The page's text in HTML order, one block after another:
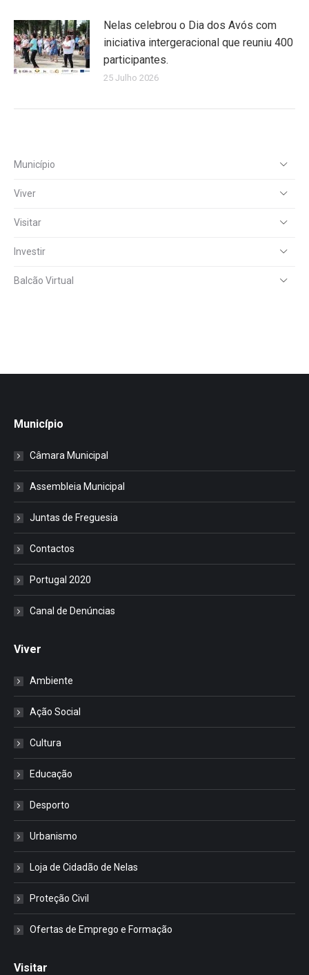
Nelas celebrou o Dia dos Avós com
iniciativa intergeracional que reuniu 400
participantes.
25 Julho 2026
Município
Viver
Visitar
Investir
Balcão Virtual
Município
Câmara Municipal
Assembleia Municipal
Juntas de Freguesia
Contactos
Portugal 2020
Canal de Denúncias
Viver
Ambiente
Ação Social
Cultura
Educação
Desporto
Urbanismo
Loja de Cidadão de Nelas
Proteção Civil
Ofertas de Emprego e Formação
Visitar